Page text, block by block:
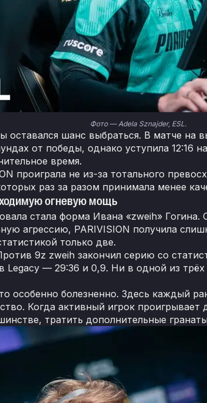
Фото — Adela Sznajder, ESL.
оставался шанс выбраться. В матче на
от победы, однако уступила 12:16
время.
проиграла не из-за тотального
раз за разом принимала менее
огневую мощь
стала форма Ивана «zweih» Гогина.
агрессию, PARIVISION получила
только две.
9z zweih закончил серию со
— 29:36 и 0,9. Ни в одной из
особенно болезненно. Здесь каждый
Когда активный игрок проигрывает
тратить дополнительные